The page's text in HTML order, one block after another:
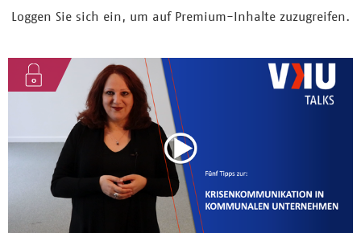
Loggen Sie sich ein, um auf Premium-Inhalte zuzugreifen.